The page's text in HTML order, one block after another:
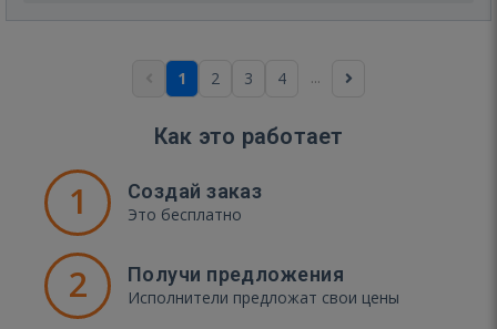
1 2 3 4 ...
Как это работает
1 Создай заказ
Это бесплатно
2 Получи предложения
Исполнители предложат свои цены